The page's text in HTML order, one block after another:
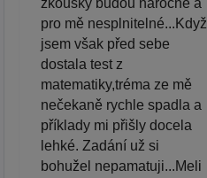
zkoušky budou náročné a
pro mě nesplnitelné...Když
jsem však před sebe
dostala test z
matematiky,tréma ze mě
nečekaně rychle spadla a
příklady mi přišly docela
lehké. Zadání už si
bohužel nepamatuji...Meli